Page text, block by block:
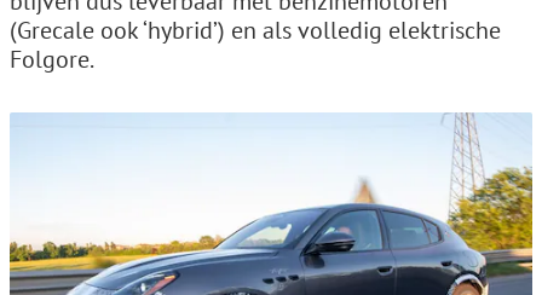
(Grecale ook ‘hybrid’) en als volledig elektrische
Folgore.